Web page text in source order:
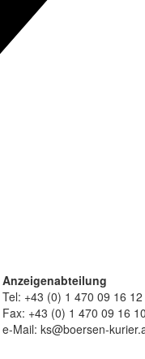
Anzeigenabteilung
Tel: +43 (0) 1 470 09 16 12
Fax: +43 (0) 1 470 09 16 10
e-Mail: ks@boersen-